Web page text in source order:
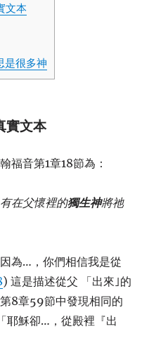
文本
很多神
實文本
福音第1章18節為：
在父懷裡的獨生神將祂
為…，你們相信我是從
) 這是描述從父 「出來｣的
8章59節中發現相同的
耶穌卻…，從殿裡『出